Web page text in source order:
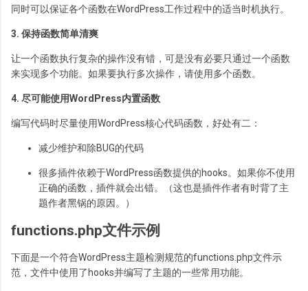
同时可以保证各个函数在WordPress工作过程中的适当时机执行。
3. 保持函数简单清爽
让一个函数执行复杂的操作没有错，可是没有必要只通过一个函数
来实现多个功能。如果要执行多次操作，请使用多个函数。
4. 尽可能使用WordPress内置函数
编写代码时尽量使用WordPress核心代码函数，好处有二：
减少维护和除BUG的代码
很多插件依赖于WordPress函数提供的hooks。如果你不使用
正确的函数，插件就会出错。（这也是插件作者有时背了主
题作者黑锅的原因。）
functions.php文件示例
下面是一个符合WordPress主题检测规范的functions.php文件示
范，文件中使用了hooks并编写了主题的一些常用功能。